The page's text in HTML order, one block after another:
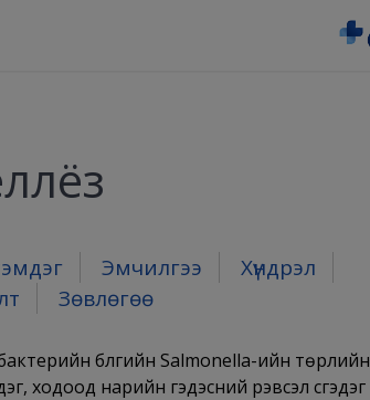
Эмчилгээ
Хүндрэл
Зөвлөгөө
бүлгийн Salmonella-ийн төрлийн
ходоод нарийн гэдэсний үрэвсэл